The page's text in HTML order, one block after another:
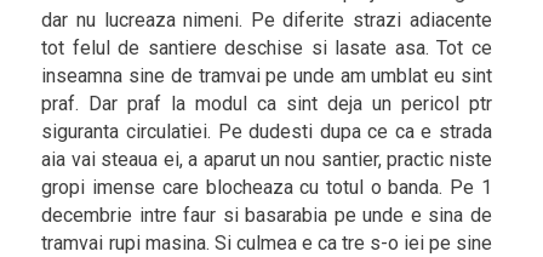
dar nu lucreaza nimeni. Pe diferite strazi adiacente
tot felul de santiere deschise si lasate asa. Tot ce
inseamna sine de tramvai pe unde am umblat eu sint
praf. Dar praf la modul ca sint deja un pericol ptr
siguranta circulatiei. Pe dudesti dupa ce ca e strada
aia vai steaua ei, a aparut un nou santier, practic niste
gropi imense care blocheaza cu totul o banda. Pe 1
decembrie intre faur si basarabia pe unde e sina de
tramvai rupi masina. Si culmea e ca tre s-o iei pe sine